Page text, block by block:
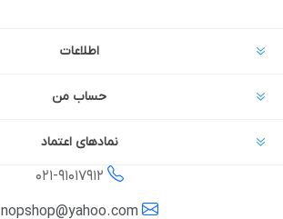
اطلاعات
حساب من
نمادهای اعتماد
021-91017912